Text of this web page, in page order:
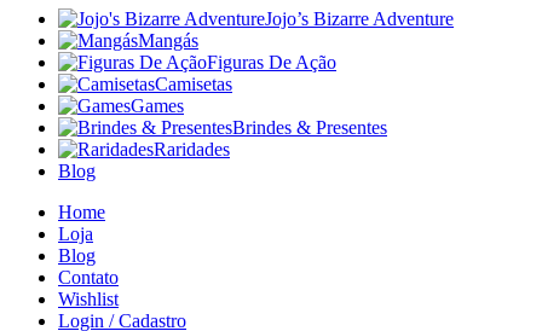
Jojo’s Bizarre Adventure
Mangás
Figuras De Ação
Camisetas
Games
Brindes & Presentes
Raridades
Blog
Home
Loja
Blog
Contato
Wishlist
Login / Cadastro